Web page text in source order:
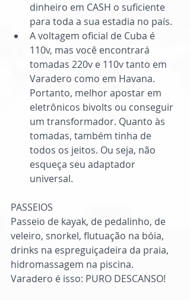
dinheiro em CASH o suficiente
para toda a sua estadia no país.
A voltagem oficial de Cuba é
110v, mas você encontrará
tomadas 220v e 110v tanto em
Varadero como em Havana.
Portanto, melhor apostar em
eletrônicos bivolts ou conseguir
um transformador. Quanto às
tomadas, também tinha de
todos os jeitos. Ou seja, não
esqueça seu adaptador
universal.
PASSEIOS
Passeio de kayak, de pedalinho, de
veleiro, snorkel, flutuação na bóia,
drinks na espreguiçadeira da praia,
hidromassagem na piscina.
Varadero é isso: PURO DESCANSO!